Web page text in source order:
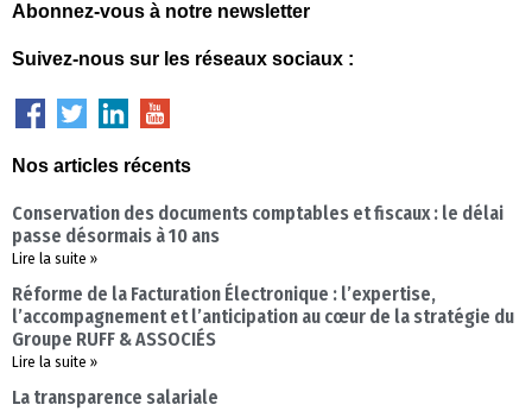
Abonnez-vous à notre newsletter
Suivez-nous sur les réseaux sociaux :
Nos articles récents
Conservation des documents comptables et fiscaux : le délai
passe désormais à 10 ans
Lire la suite »
Réforme de la Facturation Électronique : l’expertise,
l’accompagnement et l’anticipation au cœur de la stratégie du
Groupe RUFF & ASSOCIÉS
Lire la suite »
La transparence salariale